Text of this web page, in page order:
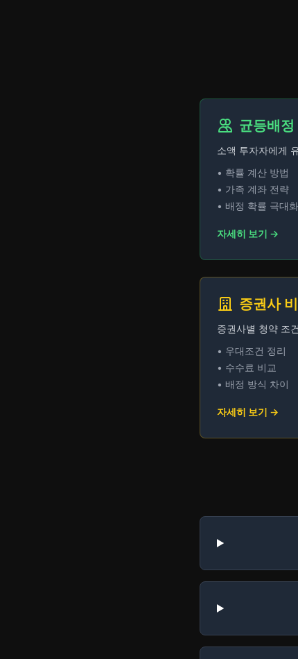
균등배정
소액 투자자에게
• 확률 계산 방법
• 가족 계좌 전략
• 배정 확률 극대화
자세히 보기 →
증권사
증권사별 청약 조
• 우대조건 정리
• 수수료 비교
• 배정 방식 차이
자세히 보기 →